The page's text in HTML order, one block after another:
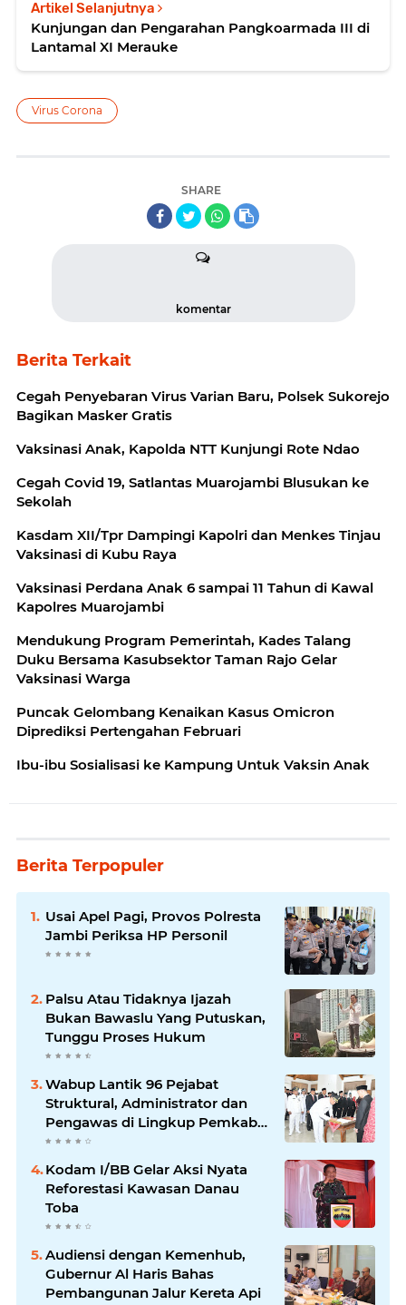
Artikel Selanjutnya
Kunjungan dan Pengarahan Pangkoarmada III di
Lantamal XI Merauke
Virus Corona
SHARE
komentar
Berita Terkait
Cegah Penyebaran Virus Varian Baru, Polsek Sukorejo
Bagikan Masker Gratis
Vaksinasi Anak, Kapolda NTT Kunjungi Rote Ndao
Cegah Covid 19, Satlantas Muarojambi Blusukan ke
Sekolah
Kasdam XII/Tpr Dampingi Kapolri dan Menkes Tinjau
Vaksinasi di Kubu Raya
Vaksinasi Perdana Anak 6 sampai 11 Tahun di Kawal
Kapolres Muarojambi
Mendukung Program Pemerintah, Kades Talang
Duku Bersama Kasubsektor Taman Rajo Gelar
Vaksinasi Warga
Puncak Gelombang Kenaikan Kasus Omicron
Diprediksi Pertengahan Februari
Ibu-ibu Sosialisasi ke Kampung Untuk Vaksin Anak
Berita Terpopuler
Usai Apel Pagi, Provos Polresta
Jambi Periksa HP Personil
Palsu Atau Tidaknya Ijazah
Bukan Bawaslu Yang Putuskan,
Tunggu Proses Hukum
Wabup Lantik 96 Pejabat
Struktural, Administrator dan
Pengawas di Lingkup Pemkab
Tanjabtim
Kodam I/BB Gelar Aksi Nyata
Reforestasi Kawasan Danau
Toba
Audiensi dengan Kemenhub,
Gubernur Al Haris Bahas
Pembangunan Jalur Kereta Api